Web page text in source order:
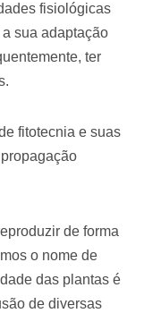
fisiológicas
sua adaptação
ter
fitotecnia e suas
de forma
o nome de
das plantas é
de diversas